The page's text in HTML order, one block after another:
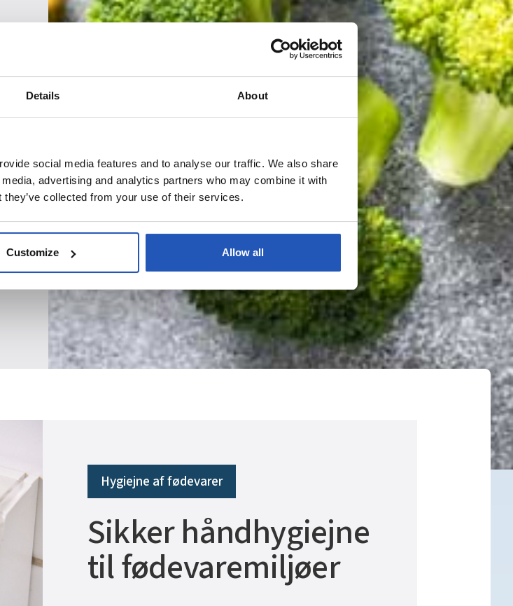
Details About
social media features and to analyse our traffic. We also share
advertising and analytics partners who may combine it with
collected from your use of their services.
Customize Allow all
Hygiejne af fødevarer
Sikker håndhygiejne
til fødevaremiljøer